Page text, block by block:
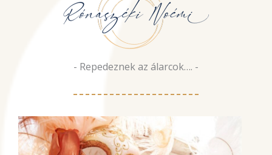
- Repedeznek az álarcok…. -